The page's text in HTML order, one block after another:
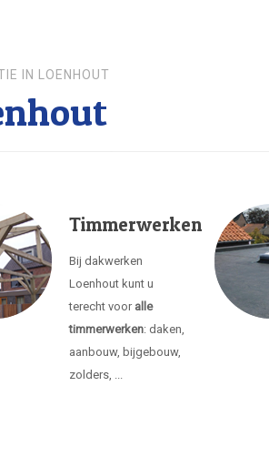
IN LOENHOUT
Timmerwerken
Bij dakwerken
Loenhout kunt u
terecht voor alle
timmerwerken: daken,
aanbouw, bijgebouw,
zolders, ...